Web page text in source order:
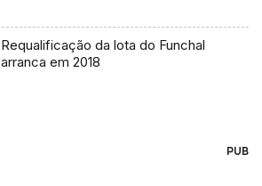
Requalificação da lota do Funchal
arranca em 2018
PUB